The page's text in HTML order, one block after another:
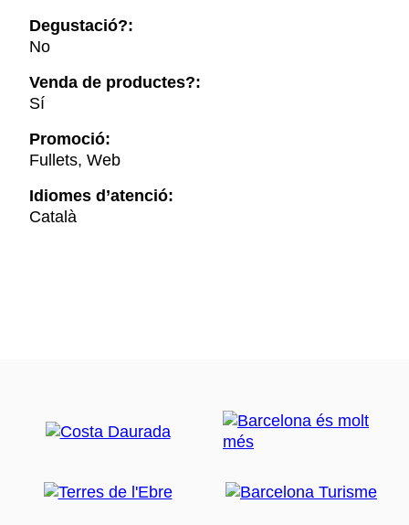
Degustació?:
No
Venda de productes?:
Sí
Promoció:
Fullets, Web
Idiomes d’atenció:
Català